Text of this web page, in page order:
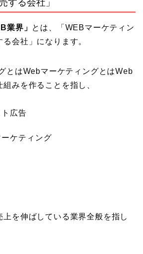
する会社」
業界」 とは、「WEBマーケティン
会社」になります。
とはWebマーケティングとはWeb
みを作ることを指し、
広告
ケティング
上を伸ばしている業界全般を指し